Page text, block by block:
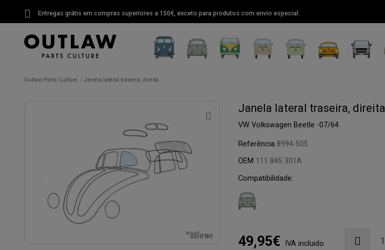
Entregas grátis em compras superiores a 150€, exceto para produtos com envio especial.
Outlaw Parts Culture Janela lateral traseira, direita
Janela lateral traseira, direita
VW Volkswagen Beetle -07/64
Referência 8994-505
OEM 111 845 301A
Compatibilidade:
49,95€ IVA incluido